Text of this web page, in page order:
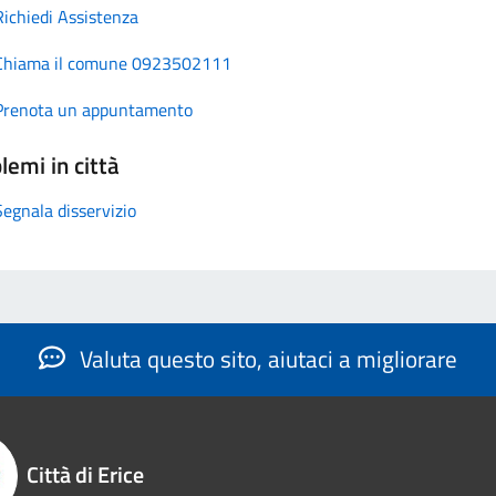
Assistenza
il comune 0923502111
un appuntamento
in città
disservizio
Valuta questo sito, aiutaci a migliorare
Città di Erice